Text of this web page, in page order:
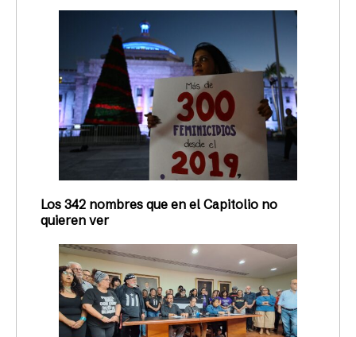
Los 342 nombres que en el Capitolio no
quieren ver